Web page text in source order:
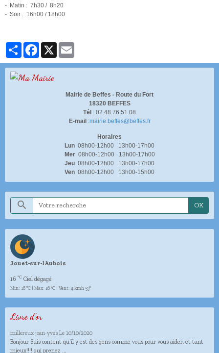
- Matin : 7h30 / 8h20
- Soir : 16h00 / 18h00
PartagerFacebookX
Mairie de Beffes - Route du Fort
18320 BEFFES
Tél : 02.48.76.51.08
E-mail :mairie.beffes@beffes.fr
Horaires
Lun 08h00-12h00 13h00-17h00
Mer 08h00-12h00 13h00-17h00
Jeu 08h00-12h00 13h00-17h00
Ven 08h00-12h00 13h00-15h00
OK
Jouet-sur-lAubois
16 °C Ciel dégagé
Min: 16 °C | Max: 16 °C | Vent: 4 kmh 53°
Livre d'or
millereux jean-yves Le 10/10/2020
Bonjour Suis content qu'il y est des gens comme vous pour vous aider, et tant
mieux!!!! qui prenez ...